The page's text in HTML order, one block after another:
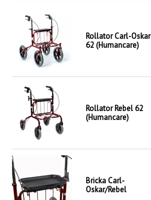
Rollator Carl-Oskar
62 (Humancare)
Rollator Rebel 62
(Humancare)
Bricka Carl-
Oskar/Rebel